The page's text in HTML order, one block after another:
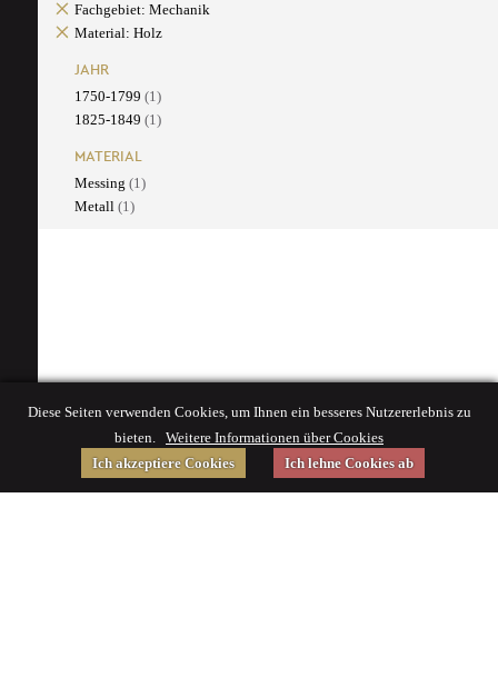
Fachgebiet: Mechanik
Material: Holz
JAHR
1750-1799 (1)
1825-1849 (1)
MATERIAL
Messing (1)
Metall (1)
Diese Seiten verwenden Cookies, um Ihnen ein besseres Nutzererlebnis zu
bieten. Weitere Informationen über Cookies
Ich akzeptiere Cookies
Ich lehne Cookies ab